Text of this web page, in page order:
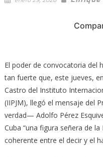
El poder de convocatoria del
tan fuerte que, este jueves,
Castro del Instituto
(IIPJM), llegó el mensaje del
verdad— Adolfo Pérez
Cuba “una figura señera de
coherente entre el decir y el